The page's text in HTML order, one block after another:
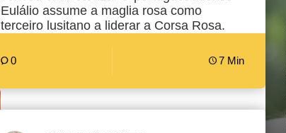
Eulálio assume a maglia rosa como
terceiro lusitano a liderar a Corsa Rosa.
0 7 Min